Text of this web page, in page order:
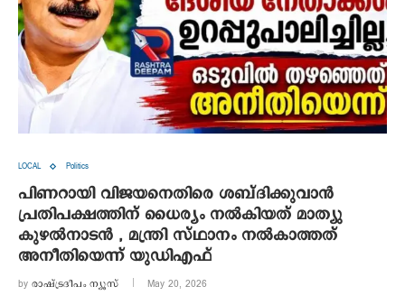
LOCAL Politics
പിണറായി വിജയനെതിരെ ശബ്ദിക്കുവാൻ
പ്രതിപക്ഷത്തിന് ധൈര്യം നൽകിയത് മാത്യു
കുഴൽനാടൻ , മന്ത്രി സ്ഥാനം നൽകാത്തത്
അനീതിയെന്ന് യുഡിഎഫ്
by രാഷ്ട്രദീപം ന്യൂസ്‌ May 20, 2026